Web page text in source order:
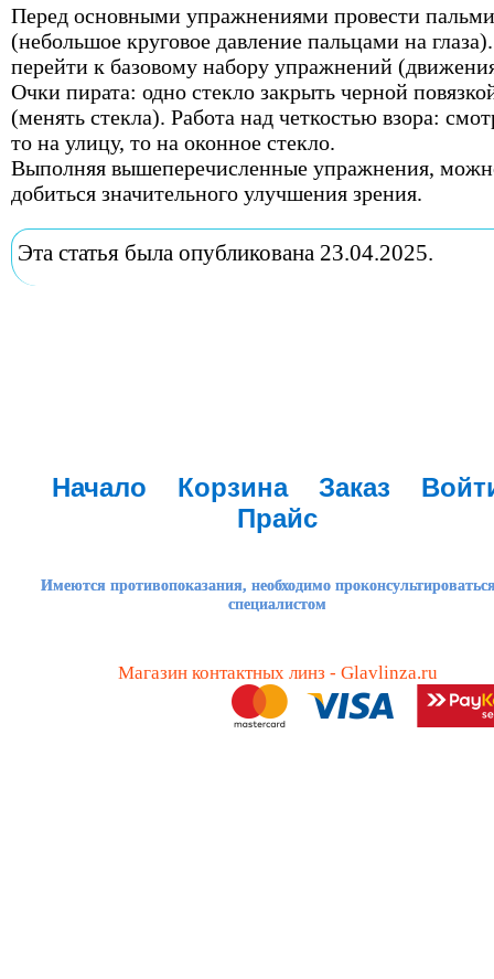
Перед основными упражнениями провести
(небольшое круговое давление пальцами на
перейти к базовому набору упражнений
Очки пирата: одно стекло закрыть черной
(менять стекла). Работа над четкостью взора:
то на улицу, то на оконное стекло.
Выполняя вышеперечисленные упражнения,
добиться значительного улучшения зрения.
Эта статья была опубликована 23.04.2025.
Начало Корзина Заказ
Прайс
Имеются противопоказания, необходимо
специалистом
Магазин контактных линз - Glavlinza.ru